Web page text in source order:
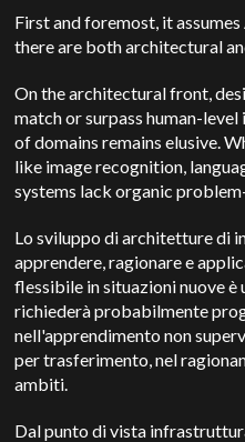
First and foremost, it assumes
there are both architectural
On the architectural front,
match or surpass human-
of domains remains elusive.
like image recognition,
systems lack organic
Lo sviluppo di architetture di
apprendere, ragionare e
flessibile in situazioni nuove è
richiederà probabilmente
nell'apprendimento non
per trasferimento, nel
ambiti.
Dal punto di vista